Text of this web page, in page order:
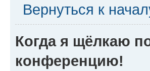
Вернуться к
Когда я щёлкаю
конференцию!